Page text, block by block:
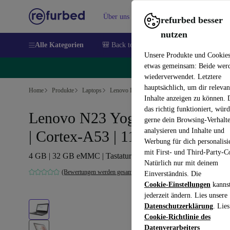
refurbed besser
nutzen
Unsere Produkte und
etwas gemeinsam: Beide
wiederverwendet. Letztere
hauptsächlich, um dir
Inhalte anzeigen zu können.
das richtig funktioniert,
gerne dein Browsing-
analysieren und Inhalte und
Werbung für dich
mit First- und Third-Party-
Natürlich nur mit deinem
Einverständnis. Die
Cookie-Einstellungen
jederzeit ändern. Lies unsere
Datenschutzerklärung.
Cookie-Richtlinie des
Datenverarbeiters
Über uns Verkaufen Hilfe
Alle Kategorien 🎒 Back to school
Home Produkte Laptops Lenovo Laptops
Lenovo N23 Yoga Chromebook
| Cortex-A53 | 11.6"
4 GB | 32 GB eMMC | Tastaturbeleuchtung | Chrome OS |
(Bewertungen werden gesammelt)